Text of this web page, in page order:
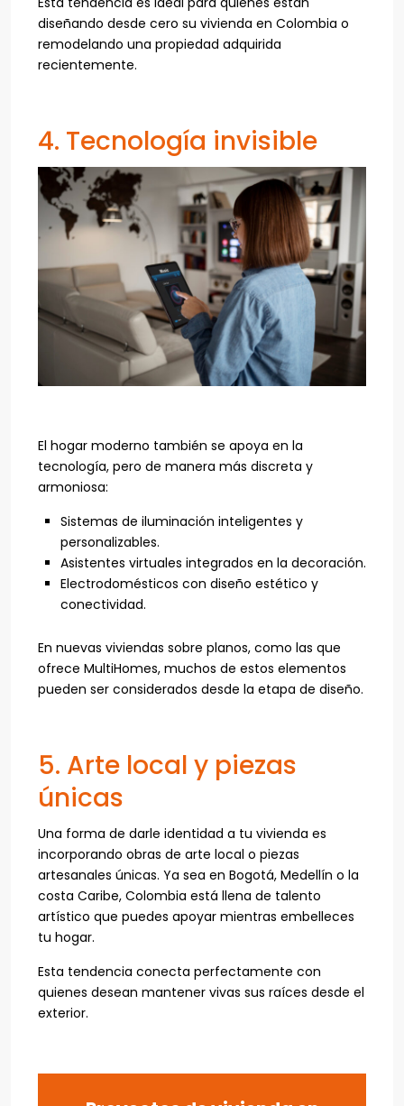
diseñando desde cero su vivienda en Colombia o
remodelando una propiedad adquirida
recientemente.
4. Tecnología invisible
El hogar moderno también se apoya en la
tecnología, pero de manera más discreta y
armoniosa:
Sistemas de iluminación inteligentes y
personalizables.
Asistentes virtuales integrados en la decoración.
Electrodomésticos con diseño estético y
conectividad.
En nuevas viviendas sobre planos, como las que
ofrece MultiHomes, muchos de estos elementos
pueden ser considerados desde la etapa de diseño.
5. Arte local y piezas
únicas
Una forma de darle identidad a tu vivienda es
incorporando obras de arte local o piezas
artesanales únicas. Ya sea en Bogotá, Medellín o la
costa Caribe, Colombia está llena de talento
artístico que puedes apoyar mientras embelleces
tu hogar.
Esta tendencia conecta perfectamente con
quienes desean mantener vivas sus raíces desde el
exterior.